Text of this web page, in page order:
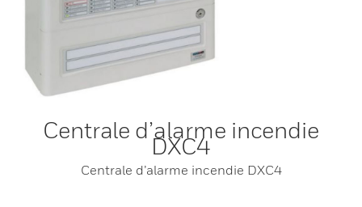
Centrale d’alarme incendie
DXC4
Centrale d’alarme incendie DXC4